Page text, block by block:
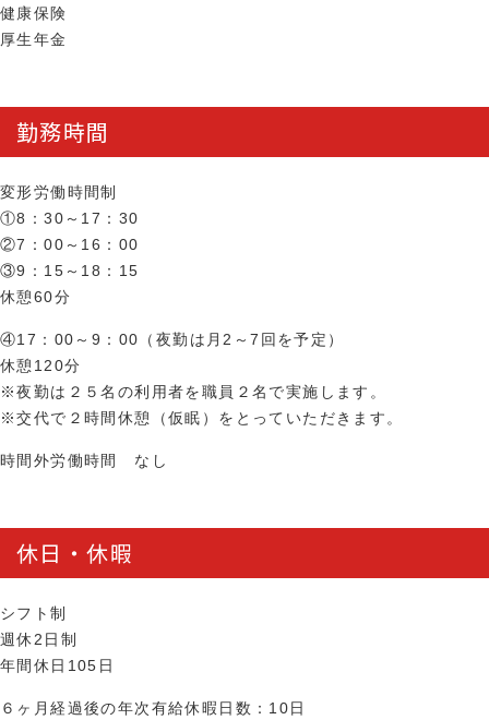
健康保険
厚生年金
勤務時間
変形労働時間制
①8：30～17：30
②7：00～16：00
③9：15～18：15
休憩60分
④17：00～9：00（夜勤は月2～7回を予定）
休憩120分
※夜勤は２５名の利用者を職員２名で実施します。
※交代で２時間休憩（仮眠）をとっていただきます。
時間外労働時間 なし
休日・休暇
シフト制
週休2日制
年間休日105日
６ヶ月経過後の年次有給休暇日数：10日